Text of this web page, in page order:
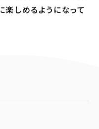
しめるようになって